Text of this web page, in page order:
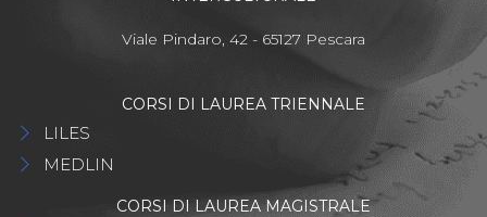
Viale Pindaro, 42 - 65127 Pescara
CORSI DI LAUREA TRIENNALE
LILES
MEDLIN
CORSI DI LAUREA MAGISTRALE